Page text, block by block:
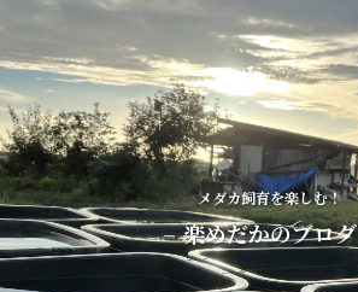
メダカ飼育を楽しむ！
楽めだかのブログ